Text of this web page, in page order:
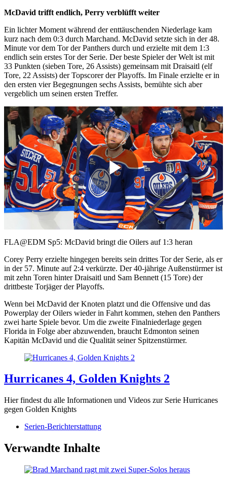
McDavid trifft endlich, Perry verblüfft weiter
Ein lichter Moment während der enttäuschenden Niederlage kam
kurz nach dem 0:3 durch Marchand. McDavid setzte sich in der 48.
Minute vor dem Tor der Panthers durch und erzielte mit dem 1:3
endlich sein erstes Tor der Serie. Der beste Spieler der Welt ist mit
33 Punkten (sieben Tore, 26 Assists) gemeinsam mit Draisaitl (elf
Tore, 22 Assists) der Topscorer der Playoffs. Im Finale erzielte er in
den ersten vier Begegnungen sechs Assists, bemühte sich aber
vergeblich um seinen ersten Treffer.
Play
Video
FLA@EDM Sp5: McDavid bringt die Oilers auf 1:3 heran
Corey Perry erzielte hingegen bereits sein drittes Tor der Serie, als er
in der 57. Minute auf 2:4 verkürzte. Der 40-jährige Außenstürmer ist
mit zehn Toren hinter Draisaitl und Sam Bennett (15 Tore) der
drittbeste Torjäger der Playoffs.
Wenn bei McDavid der Knoten platzt und die Offensive und das
Powerplay der Oilers wieder in Fahrt kommen, stehen den Panthers
zwei harte Spiele bevor. Um die zweite Finalniederlage gegen
Florida in Folge aber abzuwenden, braucht Edmonton seinen
Kapitän McDavid und die Qualität seiner Spitzenstürmer.
Hurricanes 4, Golden Knights 2
Hier findest du alle Informationen und Videos zur Serie Hurricanes
gegen Golden Knights
Serien-Berichterstattung
Verwandte Inhalte